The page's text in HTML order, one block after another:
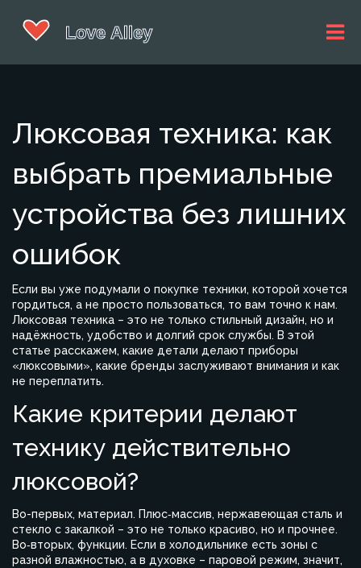
Люксовая техника: как
выбрать премиальные
устройства без лишних
ошибок
Если вы уже подумали о покупке техники, которой хочется
гордиться, а не просто пользоваться, то вам точно к нам.
Люксовая техника – это не только стильный дизайн, но и
надёжность, удобство и долгий срок службы. В этой
статье расскажем, какие детали делают приборы
«люксовыми», какие бренды заслуживают внимания и как
не переплатить.
Какие критерии делают
технику действительно
люксовой?
Во-первых, материал. Плюс‑массив, нержавеющая сталь и
стекло с закалкой – это не только красиво, но и прочнее.
Во‑вторых, функции. Если в холодильнике есть зоны с
разной влажностью, а в духовке – паровой режим, значит,